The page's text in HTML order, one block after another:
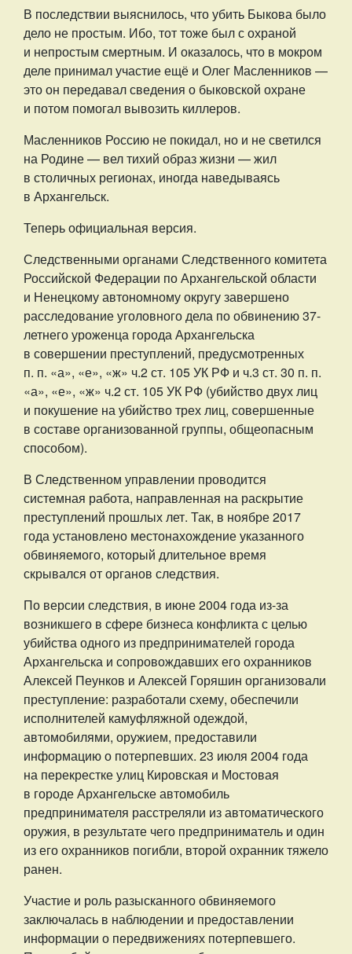
В последствии выяснилось, что убить Быкова было
дело не простым. Ибо, тот тоже был с охраной
и непростым смертным. И оказалось, что в мокром
деле принимал участие ещё и Олег Масленников —
это он передавал сведения о быковской охране
и потом помогал вывозить киллеров.
Масленников Россию не покидал, но и не светился
на Родине — вел тихий образ жизни — жил
в столичных регионах, иногда наведываясь
в Архангельск.
Теперь официальная версия.
Следственными органами Следственного комитета
Российской Федерации по Архангельской области
и Ненецкому автономному округу завершено
расследование уголовного дела по обвинению 37-
летнего уроженца города Архангельска
в совершении преступлений, предусмотренных
п. п. «а», «е», «ж» ч.2 ст. 105 УК РФ и ч.3 ст. 30 п. п.
«а», «е», «ж» ч.2 ст. 105 УК РФ (убийство двух лиц
и покушение на убийство трех лиц, совершенные
в составе организованной группы, общеопасным
способом).
В Следственном управлении проводится
системная работа, направленная на раскрытие
преступлений прошлых лет. Так, в ноябре 2017
года установлено местонахождение указанного
обвиняемого, который длительное время
скрывался от органов следствия.
По версии следствия, в июне 2004 года из-за
возникшего в сфере бизнеса конфликта с целью
убийства одного из предпринимателей города
Архангельска и сопровождавших его охранников
Алексей Пеунков и Алексей Горяшин организовали
преступление: разработали схему, обеспечили
исполнителей камуфляжной одеждой,
автомобилями, оружием, предоставили
информацию о потерпевших. 23 июля 2004 года
на перекрестке улиц Кировская и Мостовая
в городе Архангельске автомобиль
предпринимателя расстреляли из автоматического
оружия, в результате чего предприниматель и один
из его охранников погибли, второй охранник тяжело
ранен.
Участие и роль разысканного обвиняемого
заключалась в наблюдении и предоставлении
информации о передвижениях потерпевшего.